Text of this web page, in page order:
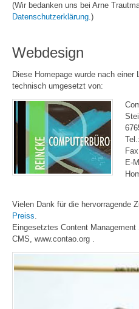
(Wir bedanken uns bei Arne
Datenschutzerklärung.)
Webdesign
Diese Homepage wurde nach einer
technisch umgesetzt von:
E-
Vielen Dank für die hervorragende
Preiss.
Eingesetztes Content
CMS, www.contao.org .